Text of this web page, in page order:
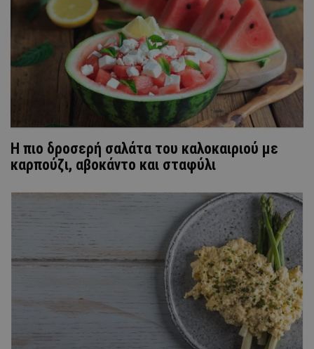
Η πιο δροσερή σαλάτα του καλοκαιριού με
καρπούζι, αβοκάντο και σταφύλι